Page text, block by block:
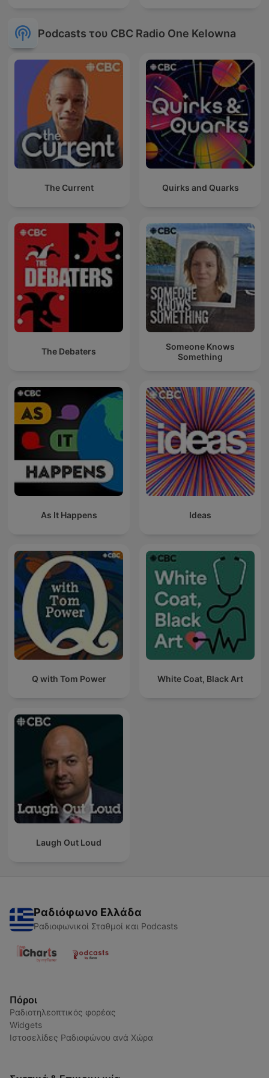
Podcasts του CBC Radio One Kelowna
The Current Quirks and Quarks
The Debaters
Someone Knows
Something
As It Happens Ideas
Q with Tom Power White Coat, Black Art
Laugh Out Loud
Ραδιόφωνο Ελλάδα
Ραδιοφωνικοί Σταθμοί και Podcasts
Πόροι
Ραδιοτηλεοπτικός φορέας
Widgets
Ιστοσελίδες Ραδιοφώνου ανά Χώρα